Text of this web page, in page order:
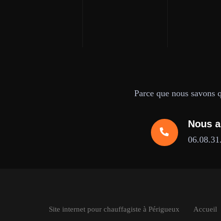
Parce que nous
Nous
Site internet pour chauffagiste à Périgueux Accueil